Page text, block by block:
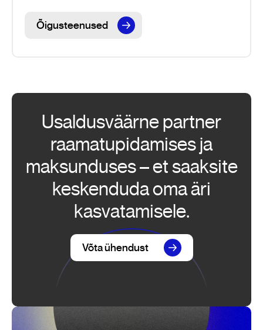
Õigusteenused
Usaldusväärne partner
raamatupidamises ja
maksunduses – et saaksite
keskenduda oma äri
kasvatamisele.
Võta ühendust